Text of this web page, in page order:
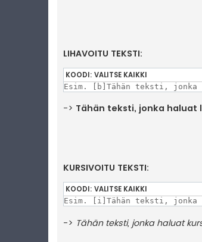
LIHAVOITU TEKSTI:
KOODI: VALITSE KAIKKI
Esim. [b]Tähän teksti,
-> Tähän teksti, jonka haluat
KURSIVOITU TEKSTI:
KOODI: VALITSE KAIKKI
Esim. [i]Tähän teksti,
-> Tähän teksti, jonka haluat